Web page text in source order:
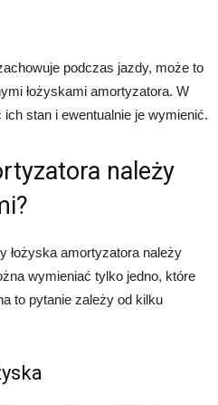
podczas jazdy, może to
łożyskami amortyzatora. W
stan i ewentualnie je wymienić.
należy
łożyska amortyzatora należy
wymieniać tylko jedno, które
to pytanie zależy od kilku